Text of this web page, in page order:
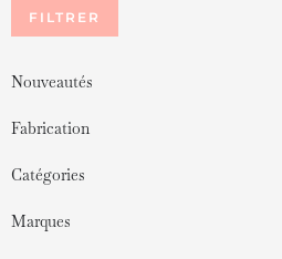
FILTRER
Nouveautés
Fabrication
Catégories
Marques